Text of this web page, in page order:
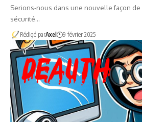
Serions-nous dans une nouvelle façon
sécurité…
Rédigé parAxel 9 février 2025